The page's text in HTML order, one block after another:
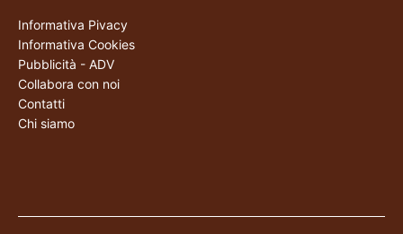
Informativa Pivacy
Informativa Cookies
Pubblicità - ADV
Collabora con noi
Contatti
Chi siamo